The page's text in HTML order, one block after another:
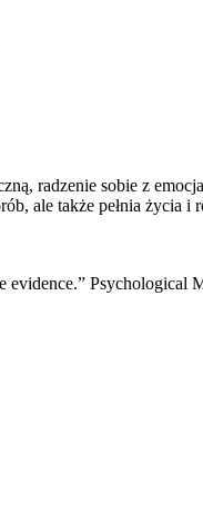
radzenie sobie z
ale także pełnia życia i
evidence.” Psychological